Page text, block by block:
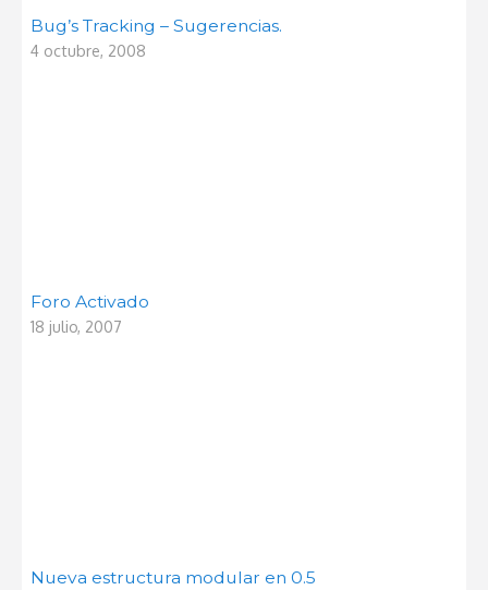
Bug’s Tracking – Sugerencias.
4 octubre, 2008
Foro Activado
18 julio, 2007
Nueva estructura modular en 0.5